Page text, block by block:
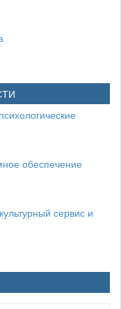
обеспечение
сервис и